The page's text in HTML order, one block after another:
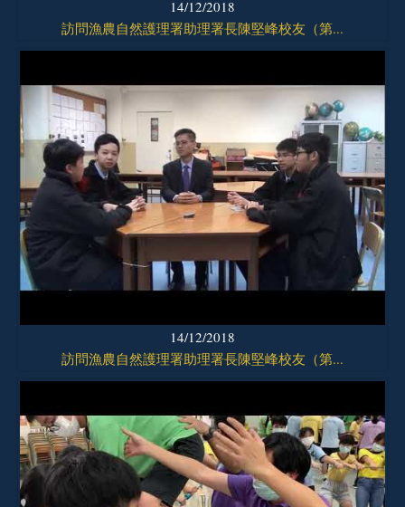
14/12/2018
訪問漁農自然護理署助理署長陳堅峰校友（第...
14/12/2018
訪問漁農自然護理署助理署長陳堅峰校友（第...